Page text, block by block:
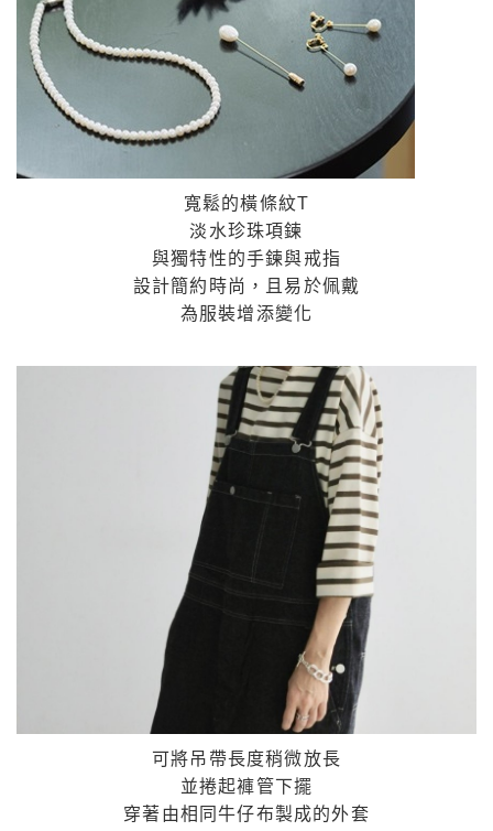
寬鬆的橫條紋T
淡水珍珠項鍊
與獨特性的手鍊與戒指
設計簡約時尚，且易於佩戴
為服裝增添變化
可將吊帶長度稍微放長
並捲起褲管下擺
穿著由相同牛仔布製成的外套